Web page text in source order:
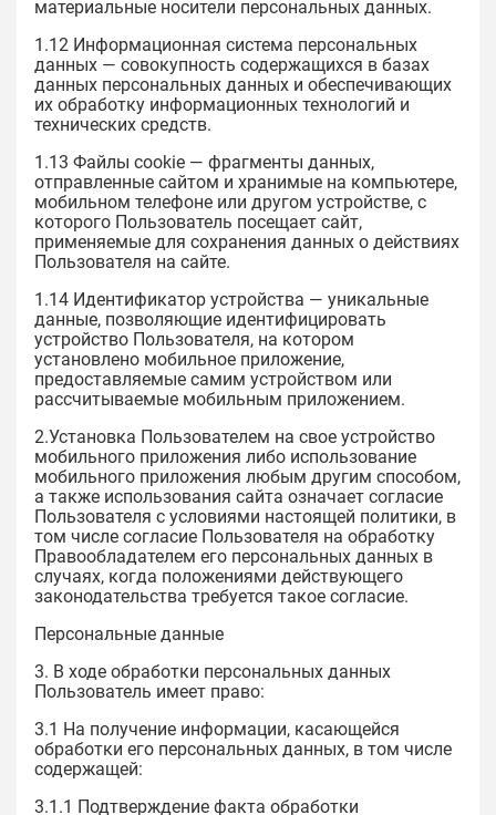
материальные носители персональных данных.
1.12 Информационная система персональных
данных — совокупность содержащихся в базах
данных персональных данных и обеспечивающих
их обработку информационных технологий и
технических средств.
1.13 Файлы cookie — фрагменты данных,
отправленные сайтом и хранимые на компьютере,
мобильном телефоне или другом устройстве, с
которого Пользователь посещает сайт,
применяемые для сохранения данных о действиях
Пользователя на сайте.
1.14 Идентификатор устройства — уникальные
данные, позволяющие идентифицировать
устройство Пользователя, на котором
установлено мобильное приложение,
предоставляемые самим устройством или
рассчитываемые мобильным приложением.
2.Установка Пользователем на свое устройство
мобильного приложения либо использование
мобильного приложения любым другим способом,
а также использования сайта означает согласие
Пользователя с условиями настоящей политики, в
том числе согласие Пользователя на обработку
Правообладателем его персональных данных в
случаях, когда положениями действующего
законодательства требуется такое согласие.
Персональные данные
3. В ходе обработки персональных данных
Пользователь имеет право:
3.1 На получение информации, касающейся
обработки его персональных данных, в том числе
содержащей:
3.1.1 Подтверждение факта обработки